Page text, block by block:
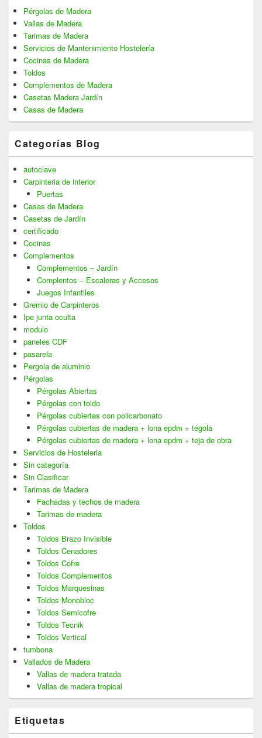
Pérgolas de Madera
Vallas de Madera
Tarimas de Madera
Servicios de Mantenimiento Hostelería
Cocinas de Madera
Toldos
Complementos de Madera
Casetas Madera Jardín
Casas de Madera
Categorías Blog
autoclave
Carpinteria de interior
Puertas
Casas de Madera
Casetas de Jardín
certificado
Cocinas
Complementos
Complementos – Jardín
Complentos – Escaleras y Accesos
Juegos Infantiles
Gremio de Carpinteros
Ipe junta oculta
modulo
paneles CDF
pasarela
Pergola de aluminio
Pérgolas
Pérgolas Abiertas
Pérgolas con toldo
Pérgolas cubiertas con policarbonato
Pérgolas cubiertas de madera + lona epdm + tégola
Pérgolas cubiertas de madera + lona epdm + teja de obra
Servicios de Hosteleria
Sin categoría
Sin Clasificar
Tarimas de Madera
Fachadas y techos de madera
Tarimas de madera
Toldos
Toldos Brazo Invisible
Toldos Cenadores
Toldos Cofre
Toldos Complementos
Toldos Marquesinas
Toldos Monobloc
Toldos Semicofre
Toldos Tecnik
Toldos Vertical
tumbona
Vallados de Madera
Vallas de madera tratada
Vallas de madera tropical
Etiquetas